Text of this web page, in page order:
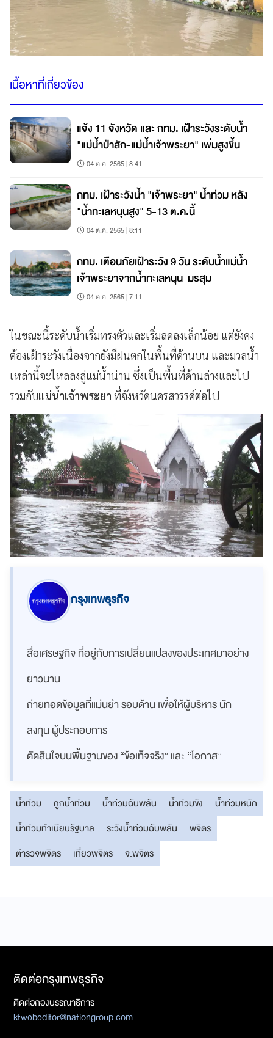
เนื้อหาที่เกี่ยวข้อง
แจ้ง 11 จังหวัด และ กทม. เฝ้าระวังระดับน้ำ
"แม่น้ำป่าสัก-แม่น้ำเจ้าพระยา" เพิ่มสูงขึ้น
04 ต.ค. 2565 | 8:41
กทม. เฝ้าระวังน้ำ "เจ้าพระยา" น้ำท่วม หลัง
"น้ำทะเลหนุนสูง" 5-13 ต.ค.นี้
04 ต.ค. 2565 | 8:11
กทม. เตือนภัยเฝ้าระวัง 9 วัน ระดับน้ำแม่น้ำ
เจ้าพระยาจากน้ำทะเลหนุน-มรสุม
04 ต.ค. 2565 | 7:11
ในขณะนี้ระดับน้ำเริ่มทรงตัวและเริ่มลดลงเล็กน้อย แต่ยังคง
ต้องเฝ้าระวังเนื่องจากยังมีฝนตกในพื้นที่ด้านบน และมวลน้ำ
เหล่านี้จะไหลลงสู่แม่น้ำน่าน ซึ่งเป็นพื้นที่ด้านล่างและไป
รวมกับแม่น้ำเจ้าพระยา ที่จังหวัดนครสวรรค์ต่อไป
กรุงเทพธุรกิจ
สื่อเศรษฐกิจ ที่อยู่กับการเปลี่ยนแปลงของประเทศมาอย่าง
ยาวนาน
ถ่ายทอดข้อมูลที่แม่นยำ รอบด้าน เพื่อให้ผู้บริหาร นัก
ลงทุน ผู้ประกอบการ
ตัดสินใจบนพื้นฐานของ “ข้อเท็จจริง” และ “โอกาส”
น้ำท่วม ถูกน้ำท่วม น้ำท่วมฉับพลัน น้ำท่วมขัง
น้ำท่วมหนัก
น้ำท่วมทำเนียบรัฐบาล
ระวังน้ำท่วมฉับพลัน
พิจิตร
ตำรวจพิจิตร
เที่ยวพิจิตร จ.พิจิตร
ติดต่อกรุงเทพธุรกิจ
ติดต่อกองบรรณาธิการ
ktwebeditor@nationgroup.com